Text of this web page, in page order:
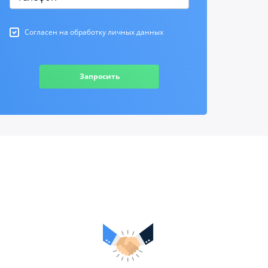
Согласен на обработку личных данных
Запросить